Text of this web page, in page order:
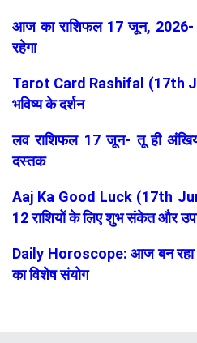
आज का राशिफल 17 जून, 2026-
रहेगा
Tarot Card Rashifal (17th
भविष्य के दर्शन
लव राशिफल 17 जून- तू ही
दस्तक
Aaj Ka Good Luck (17th
12 राशियों के लिए शुभ संकेत और
Daily Horoscope: आज बन रहा
का विशेष संयोग